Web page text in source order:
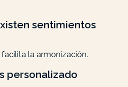
sentimientos
la armonización.
personalizado